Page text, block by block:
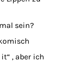
sein?
, aber ich